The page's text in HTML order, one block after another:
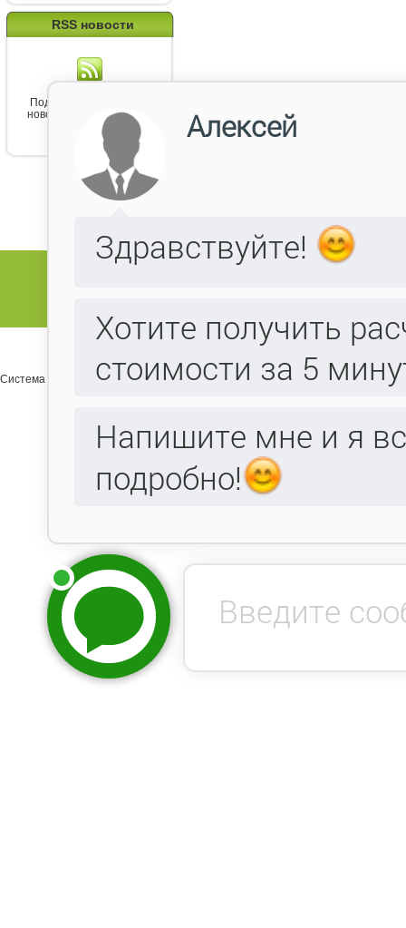
RSS новости
Подпишитесь на канал
новостей от Belorawood
Система управления сайтом Host CMS